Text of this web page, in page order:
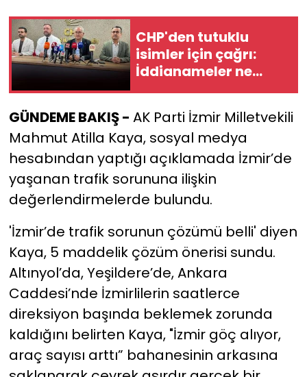
CHP'den tutuklu
isimler için çağrı:
İddianameler ne
zaman
hazırlanacak?
GÜNDEME BAKIŞ - AK Parti İzmir Milletvekili
Mahmut Atilla Kaya, sosyal medya
hesabından yaptığı açıklamada İzmir’de
yaşanan trafik sorununa ilişkin
değerlendirmelerde bulundu.
'İzmir’de trafik sorunun çözümü belli' diyen
Kaya, 5 maddelik çözüm önerisi sundu.
Altınyol’da, Yeşildere’de, Ankara
Caddesi’nde İzmirlilerin saatlerce
direksiyon başında beklemek zorunda
kaldığını belirten Kaya, "İzmir göç alıyor,
araç sayısı arttı” bahanesinin arkasına
YEREL YÖNETİMLER
Yurt